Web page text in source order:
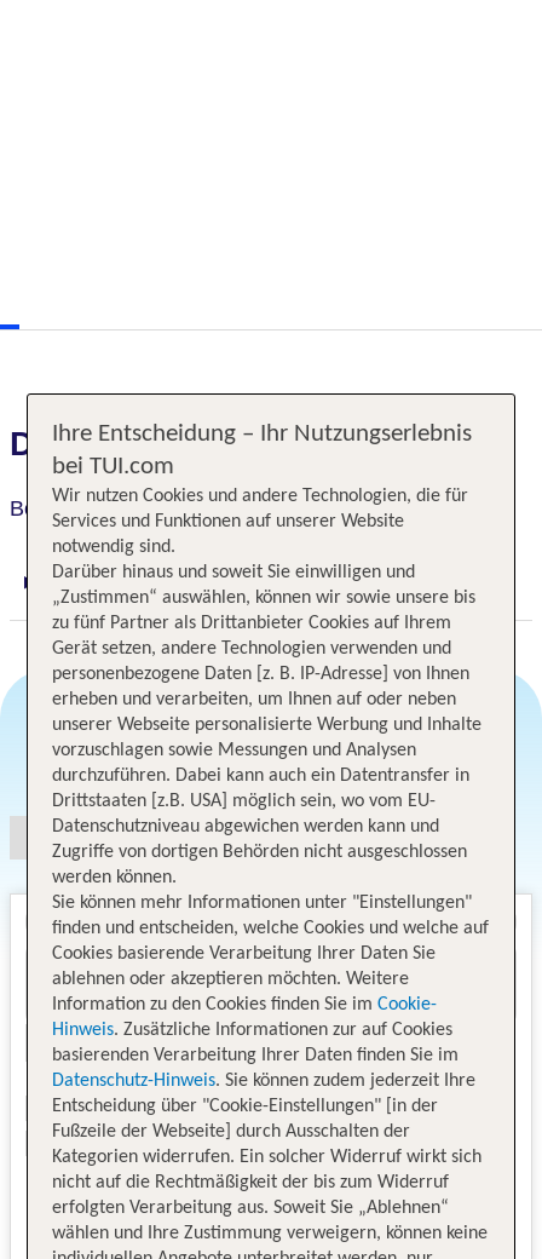
Das erwartet Sie
Benczur
Digitaler und telefonischer 24/7 TUI Service
Angebotsauswahl
Ihre Entscheidung – Ihr Nutzungserlebnis
bei TUI.com
Wir nutzen Cookies und andere Technologien, die für
Services und Funktionen auf unserer Website
notwendig sind.
Darüber hinaus und soweit Sie einwilligen und
„Zustimmen“ auswählen, können wir sowie unsere bis
zu fünf Partner als Drittanbieter Cookies auf Ihrem
Gerät setzen, andere Technologien verwenden und
personenbezogene Daten [z. B. IP-Adresse] von Ihnen
erheben und verarbeiten, um Ihnen auf oder neben
unserer Webseite personalisierte Werbung und Inhalte
vorzuschlagen sowie Messungen und Analysen
durchzuführen. Dabei kann auch ein Datentransfer in
Drittstaaten [z.B. USA] möglich sein, wo vom EU-
Datenschutzniveau abgewichen werden kann und
Zugriffe von dortigen Behörden nicht ausgeschlossen
werden können.
Sie können mehr Informationen unter "Einstellungen"
finden und entscheiden, welche Cookies und welche auf
Cookies basierende Verarbeitung Ihrer Daten Sie
ablehnen oder akzeptieren möchten. Weitere
Information zu den Cookies finden Sie im Cookie-
Hinweis. Zusätzliche Informationen zur auf Cookies
basierenden Verarbeitung Ihrer Daten finden Sie im
Datenschutz-Hinweis. Sie können zudem jederzeit Ihre
Entscheidung über "Cookie-Einstellungen" [in der
Fußzeile der Webseite] durch Ausschalten der
Kategorien widerrufen. Ein solcher Widerruf wirkt sich
nicht auf die Rechtmäßigkeit der bis zum Widerruf
erfolgten Verarbeitung aus. Soweit Sie „Ablehnen“
wählen und Ihre Zustimmung verweigern, können keine